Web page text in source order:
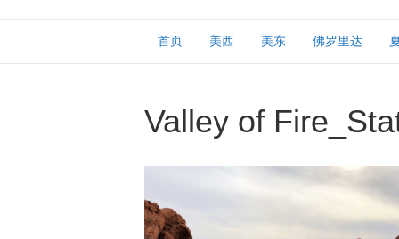
首页 美西 美东 佛罗里达
Valley of